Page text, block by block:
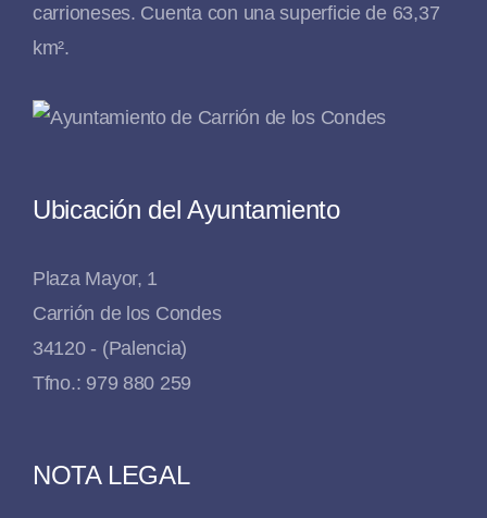
carrioneses. Cuenta con una superficie de 63,37
km².
Ubicación del Ayuntamiento
Plaza Mayor, 1
Carrión de los Condes
34120 - (Palencia)
Tfno.: 979 880 259
NOTA LEGAL